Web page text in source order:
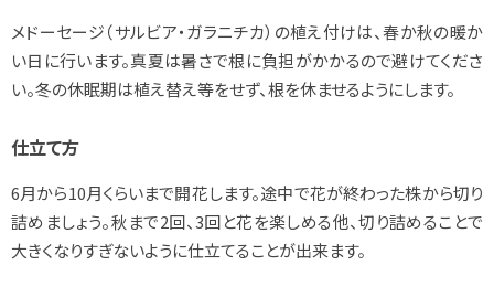
メドーセージ（サルビア・ガラニチカ）の植え付けは、春か秋の暖か
い日に行います。真夏は暑さで根に負担がかかるので避けてくださ
い。冬の休眠期は植え替え等をせず、根を休ませるようにします。
仕立て方
6月から10月くらいまで開花します。途中で花が終わった株から切り
詰めましょう。秋まで2回、3回と花を楽しめる他、切り詰めることで
大きくなりすぎないように仕立てることが出来ます。